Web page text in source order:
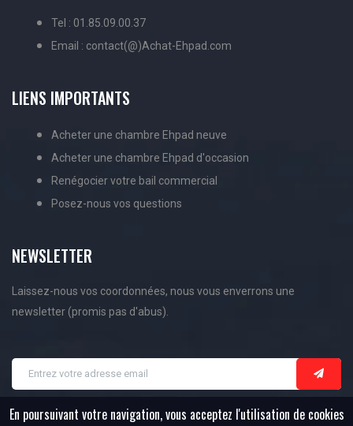
Tel : 01.85.09.00.37
Email : contact(@)Achat-Ehpad.com
LIENS IMPORTANTS
Acheter une chambre Ehpad neuve
Acheter une chambre Ehpad d'occasion
Renégocier votre bail commercial
Posez-nous vos questions
NEWSLETTER
Laissez-nous vos coordonnées, nous vous enverrons une
newsletter (promis pas d'abus).
En poursuivant votre navigation, vous acceptez l'utilisation de cookies